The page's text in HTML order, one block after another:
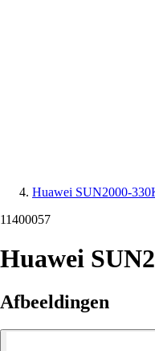
Huawei SUN2000-
11400057
Huawei
Afbeeldingen